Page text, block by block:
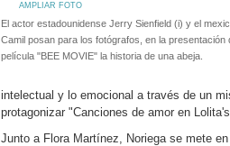
AMPLIAR FOTO
El actor estadounidense Jerry Sienfield (i) y el
Camil posan para los fotógrafos, en la presentación
película "BEE MOVIE" la historia de una abeja.
intelectual y lo emocional a través de un
protagonizar "Canciones de amor en
Junto a Flora Martínez, Noriega se mete